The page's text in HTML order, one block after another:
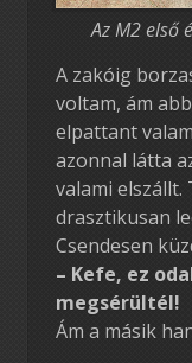
Az M2 első
A zakóig
voltam, ám
elpattant
azonnal látta
valami elszállt.
drasztikusan
Csendesen
– Kefe, ez
megsérültél!
Ám a másik